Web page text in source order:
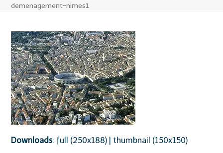
demenagement-nimes1
Downloads: full (250x188) thumbnail (150x150)